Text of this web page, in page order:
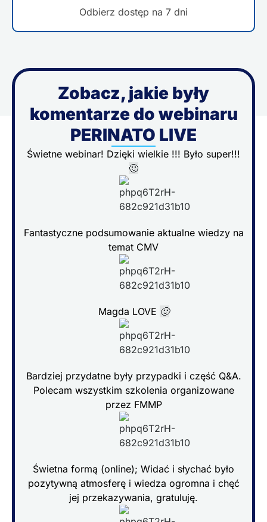
Odbierz dostęp na 7 dni
Zobacz, jakie były
komentarze do webinaru
PERINATO LIVE
Świetne webinar! Dzięki wielkie !!! Było super!!!
🙂
Fantastyczne podsumowanie aktualne wiedzy na
temat CMV
Magda LOVE 🙂
Bardziej przydatne były przypadki i część Q&A.
Polecam wszystkim szkolenia organizowane
przez FMMP
Świetna formą (online); Widać i słychać było
pozytywną atmosferę i wiedza ogromna i chęć
jej przekazywania, gratuluję.